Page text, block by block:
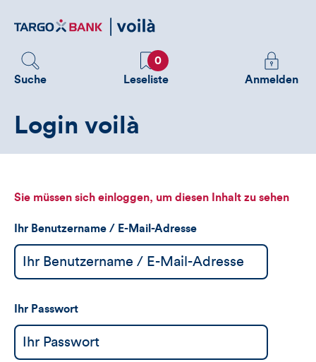
zum
Suche
Favoriten
0
Leseliste
Melden
Sie
sehen
Anmelden
Login voilà
Sie müssen sich einloggen, um diesen Inhalt zu sehen
Ihr Benutzername / E-Mail-Adresse
Ihr Passwort